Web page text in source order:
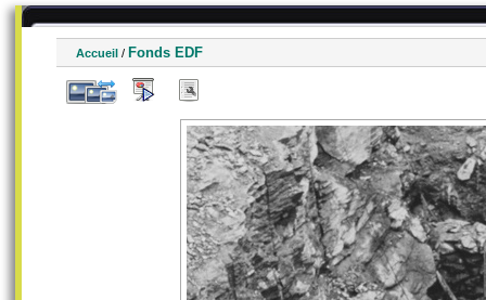
Accueil / Fonds EDF